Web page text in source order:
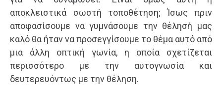
αποκλειστικά σωστή τοποθέτηση; Ίσως πριν
αποφασίσουμε να γυμνάσουμε την θέλησή μας
καλό θα ήταν να προσεγγίσουμε το θέμα αυτό από
μια άλλη οπτική γωνία, η οποία σχετίζεται
περισσότερο με την αυτογνωσία και
δευτερευόντως με την θέληση.